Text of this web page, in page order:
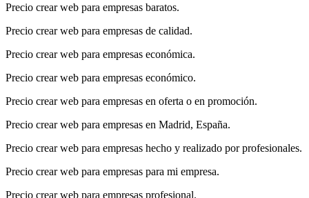
Precio crear web para empresas baratos.
Precio crear web para empresas de calidad.
Precio crear web para empresas económica.
Precio crear web para empresas económico.
Precio crear web para empresas en oferta o en promoción.
Precio crear web para empresas en Madrid, España.
Precio crear web para empresas hecho y realizado por profesionales.
Precio crear web para empresas para mi empresa.
Precio crear web para empresas profesional.